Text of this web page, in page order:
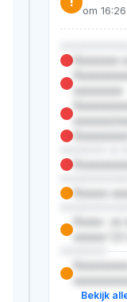
om 16:26
Xxxxxxxx
Xxxxxx
Xxxxx-
Bekijk